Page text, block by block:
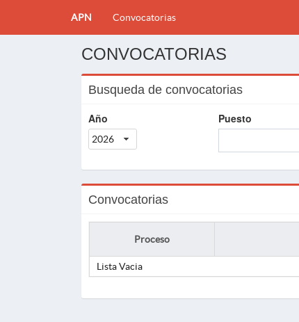
APN Convocatorias
CONVOCATORIAS
Busqueda de convocatorias
Año
2026
Puesto
Convocatorias
Proceso
Lista Vacia